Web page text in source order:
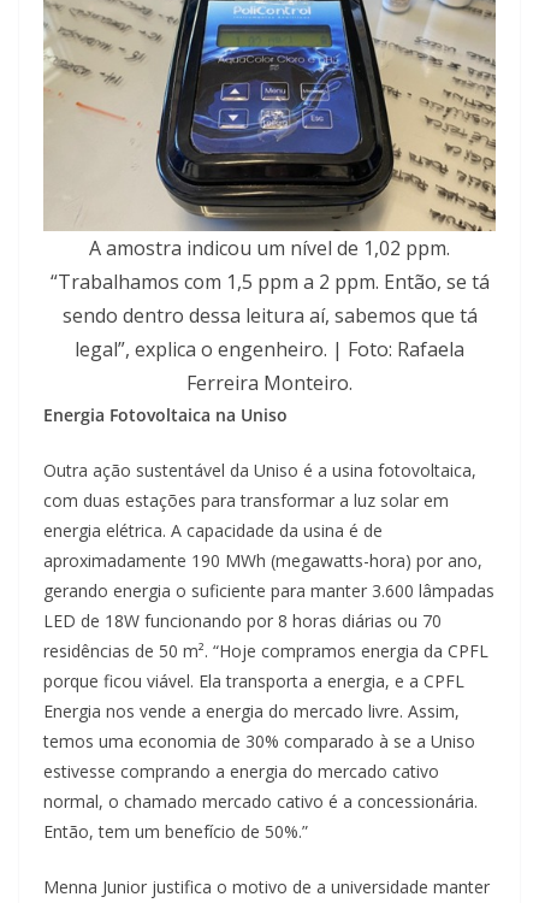
A amostra indicou um nível de 1,02 ppm.
“Trabalhamos com 1,5 ppm a 2 ppm. Então, se tá
sendo dentro dessa leitura aí, sabemos que tá
legal”, explica o engenheiro. | Foto: Rafaela
Ferreira Monteiro.
Energia Fotovoltaica na Uniso
Outra ação sustentável da Uniso é a usina fotovoltaica,
com duas estações para transformar a luz solar em
energia elétrica. A capacidade da usina é de
aproximadamente 190 MWh (megawatts-hora) por ano,
gerando energia o suficiente para manter 3.600 lâmpadas
LED de 18W funcionando por 8 horas diárias ou 70
residências de 50 m². “Hoje compramos energia da CPFL
porque ficou viável. Ela transporta a energia, e a CPFL
Energia nos vende a energia do mercado livre. Assim,
temos uma economia de 30% comparado à se a Uniso
estivesse comprando a energia do mercado cativo
normal, o chamado mercado cativo é a concessionária.
Então, tem um benefício de 50%.”
Menna Junior justifica o motivo de a universidade manter